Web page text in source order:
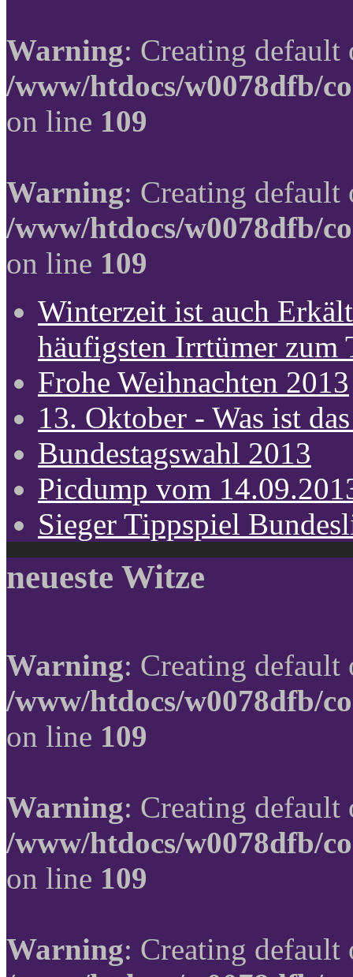
Warning: Creating
/www/htdocs/w0078dfb/
on line 109
Warning: Creating
/www/htdocs/w0078dfb/
on line 109
Winterzeit ist auch
häufigsten Irrtümer zum
Frohe Weihnachten 2013
13. Oktober - Was ist
Bundestagswahl 2013
Picdump vom
Sieger Tippspiel
neueste Witze
Warning: Creating
/www/htdocs/w0078dfb/
on line 109
Warning: Creating
/www/htdocs/w0078dfb/
on line 109
Warning: Creating